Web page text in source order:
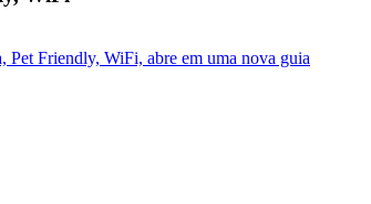
Pet Friendly, WiFi, abre em uma nova guia